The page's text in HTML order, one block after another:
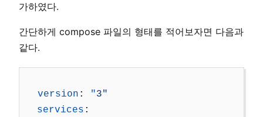
가하였다.
간단하게 compose 파일의 형태를 적어보자면 다음과
같다.
version : "3"
services :